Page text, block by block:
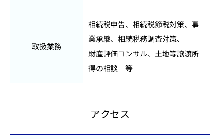
取扱業務
相続税申告、相続税節税対策、事
業承継、相続税務調査対策、
財産評価コンサル、土地等譲渡所
得の相談 等
アクセス